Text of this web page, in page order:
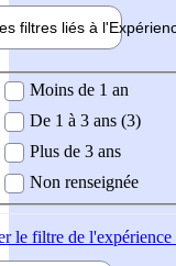
filtres liés à l'
demandée
Moins de 1 an
De 1 à 3 ans (3)
Plus de 3 ans
Non renseignée
le filtre de l'expérience